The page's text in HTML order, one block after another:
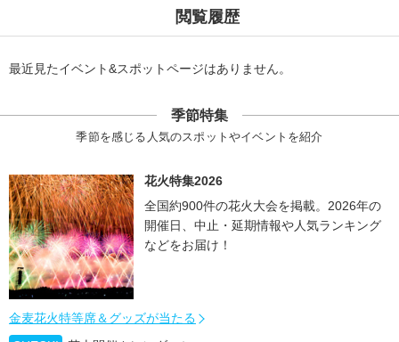
閲覧履歴
最近見たイベント&スポットページはありません。
季節特集
季節を感じる人気のスポットやイベントを紹介
花火特集2026
全国約900件の花火大会を掲載。2026年の
開催日、中止・延期情報や人気ランキング
などをお届け！
金麦花火特等席＆グッズが当たる